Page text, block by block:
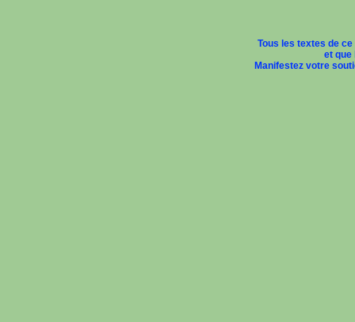
Tous les textes de
et
Manifestez votre